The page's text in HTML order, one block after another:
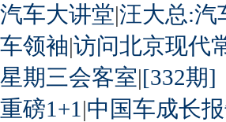
汽车大讲堂|汪大总:汽
车领袖|访问北京现代
星期三会客室|[332期]
重磅1+1 |中国车成长